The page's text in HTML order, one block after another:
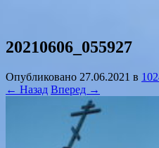
20210606_055927
Опубликовано 27.06.2021 в
← Назад Вперед →